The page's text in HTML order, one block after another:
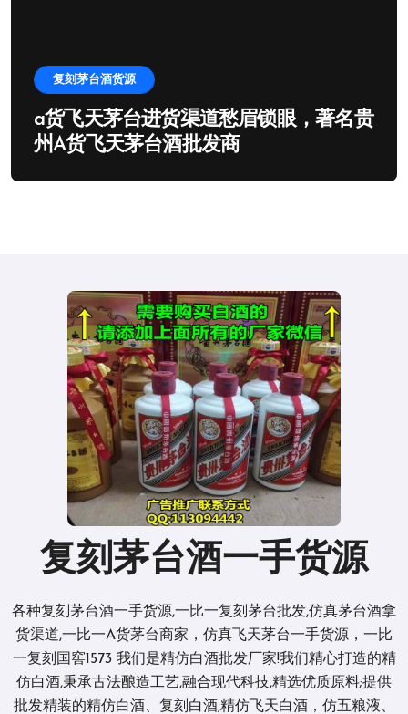
复刻茅台酒货源
a货飞天茅台进货渠道愁眉锁眼，著名贵
州A货飞天茅台酒批发商
复刻茅台酒一手货源
各种复刻茅台酒一手货源,一比一复刻茅台批发,仿真茅台酒拿
货渠道,一比一A货茅台商家，仿真飞天茅台一手货源，一比
一复刻国窖1573 我们是精仿白酒批发厂家!我们精心打造的精
仿白酒,秉承古法酿造工艺,融合现代科技,精选优质原料;提供
批发精装的精仿白酒、复刻白酒,精仿飞天白酒，仿五粮液、